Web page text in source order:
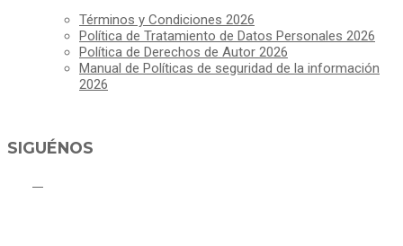
Términos y Condiciones 2026
Política de Tratamiento de Datos Personales 2026
Política de Derechos de Autor 2026
Manual de Políticas de seguridad de la información
2026
SIGUÉNOS